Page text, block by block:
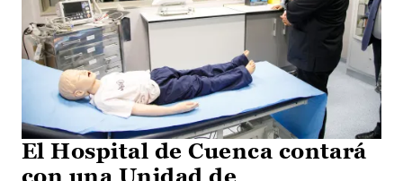
El Hospital de Cuenca contará
con una Unidad de